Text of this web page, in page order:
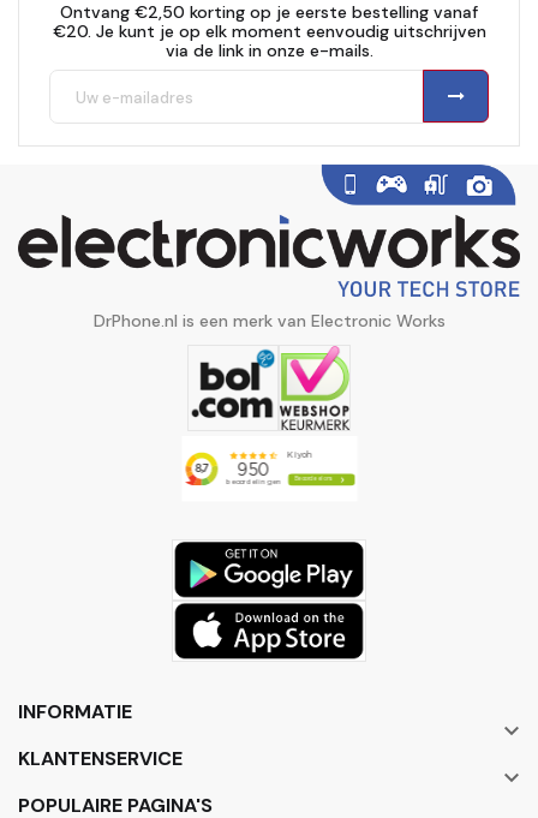
Ontvang €2,50 korting op je eerste bestelling vanaf
€20. Je kunt je op elk moment eenvoudig uitschrijven
via de link in onze e-mails.
DrPhone.nl is een merk van Electronic Works
INFORMATIE

KLANTENSERVICE

POPULAIRE PAGINA'S